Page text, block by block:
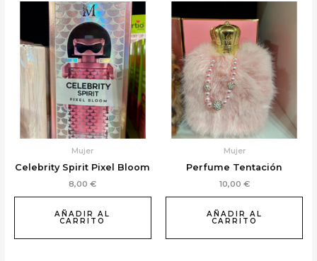
Mujer
Celebrity Spirit Pixel Bloom
8,00€
AÑADIR AL
CARRITO
Mujer
Perfume Tentación
10,00 €
AÑADIR AL
CARRITO